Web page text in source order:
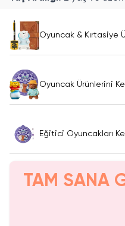
Oyuncak & Kırtasiye
Oyuncak Ürünlerini
Eğitici Oyuncakları
TAM SANA